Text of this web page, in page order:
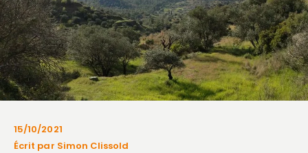
15/10/2021
Écrit par Simon Clissold